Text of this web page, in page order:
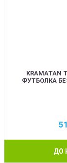
KRAMATAN
ФУТБОЛКА
ДО